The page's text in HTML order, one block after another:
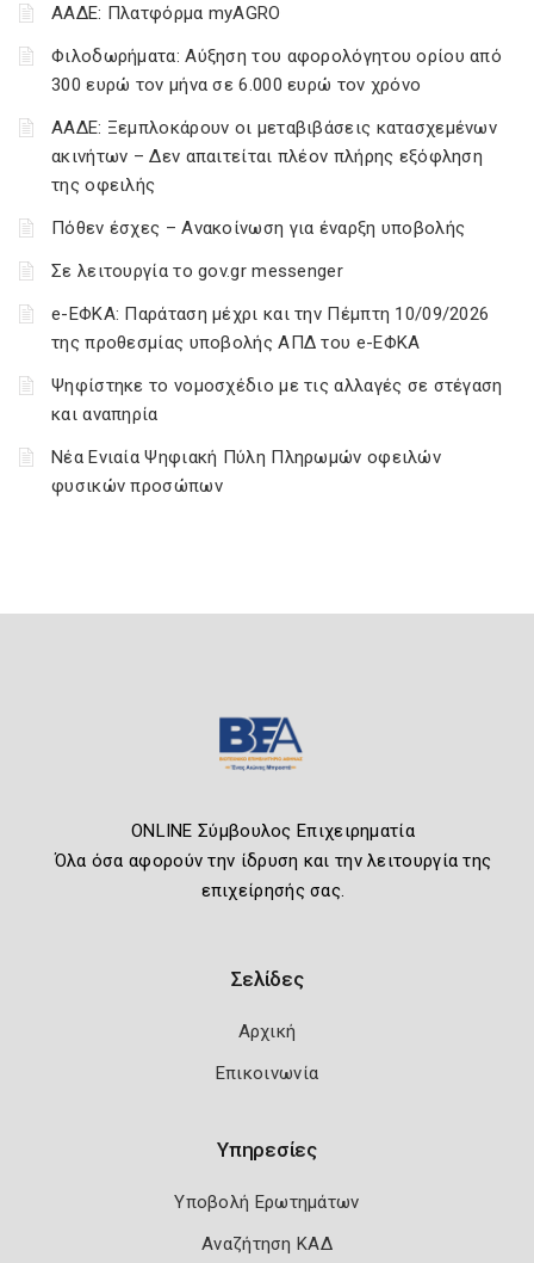
ΑΑΔΕ: Πλατφόρμα myAGRO
Φιλοδωρήματα: Αύξηση του αφορολόγητου ορίου από
300 ευρώ τον μήνα σε 6.000 ευρώ τον χρόνο
ΑΑΔΕ: Ξεμπλοκάρουν οι μεταβιβάσεις κατασχεμένων
ακινήτων – Δεν απαιτείται πλέον πλήρης εξόφληση
της οφειλής
Πόθεν έσχες – Ανακοίνωση για έναρξη υποβολής
Σε λειτουργία το gov.gr messenger
e-ΕΦΚΑ: Παράταση μέχρι και την Πέμπτη 10/09/2026
της προθεσμίας υποβολής ΑΠΔ του e-ΕΦΚΑ
Ψηφίστηκε το νομοσχέδιο με τις αλλαγές σε στέγαση
και αναπηρία
Νέα Ενιαία Ψηφιακή Πύλη Πληρωμών οφειλών
φυσικών προσώπων
ONLINE Σύμβουλος Επιχειρηματία
Όλα όσα αφορούν την ίδρυση και την λειτουργία της
επιχείρησής σας.
Σελίδες
Αρχική
Επικοινωνία
Υπηρεσίες
Υποβολή Ερωτημάτων
Αναζήτηση ΚΑΔ